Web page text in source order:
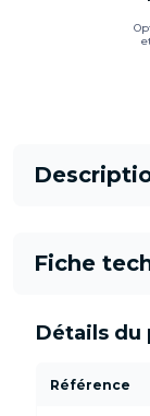
Fiche
Détails du
Référence